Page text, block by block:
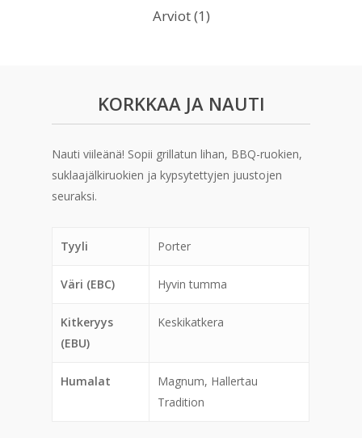
Arviot (1)
KORKKAA JA NAUTI
Nauti viileänä! Sopii grillatun lihan, BBQ-ruokien,
suklaajälkiruokien ja kypsytettyjen juustojen
seuraksi.
Tyyli Porter
Väri (EBC) Hyvin tumma
Kitkeryys
(EBU)
Keskikatkera
Humalat
Magnum, Hallertau
Tradition